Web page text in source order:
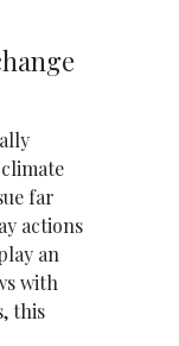
far
actions
an
with
this